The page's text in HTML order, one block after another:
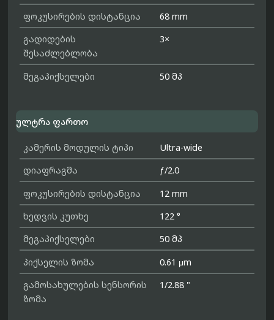
ფოკუსირების დისტანცია
68 mm
გადიდების
შესაძლებლობა
3×
მეგაპიქსელები 50 მპ
ულტრა ფართო
კამერის მოდულის ტიპი
Ultra-wide
დიაფრაგმა
ƒ/2.0
ფოკუსირების დისტანცია
12 mm
ხედვის კუთხე
122 °
მეგაპიქსელები
50 მპ
პიქსელის ზომა
0.61 μm
გამოსახულების სენსორის
ზომა
1/2.88 "